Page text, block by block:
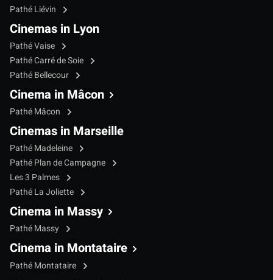
Pathé Liévin
Cinemas in Lyon
Pathé Vaise
Pathé Carré de Soie
Pathé Bellecour
Cinema in Mâcon
Pathé Mâcon
Cinemas in Marseille
Pathé Madeleine
Pathé Plan de Campagne
Les 3 Palmes
Pathé La Joliette
Cinema in Massy
Pathé Massy
Cinema in Montataire
Pathé Montataire